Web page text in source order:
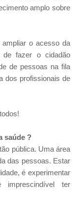
amplo sobre
o acesso da
de fazer o cidadão
de pessoas na fila
dos profissionais de
saúde ?
pública. Uma área
das pessoas. Estar
é experimentar
ter